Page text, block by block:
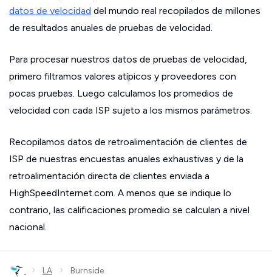
datos de velocidad del mundo real recopilados de millones
de resultados anuales de pruebas de velocidad.
Para procesar nuestros datos de pruebas de velocidad,
primero filtramos valores atípicos y proveedores con
pocas pruebas. Luego calculamos los promedios de
velocidad con cada ISP sujeto a los mismos parámetros.
Recopilamos datos de retroalimentación de clientes de
ISP de nuestras encuestas anuales exhaustivas y de la
retroalimentación directa de clientes enviada a
HighSpeedInternet.com. A menos que se indique lo
contrario, las calificaciones promedio se calculan a nivel
nacional.
› LA › Burnside